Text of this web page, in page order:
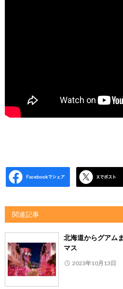
関連記事
北海道からグアム
マス
2023年10月13日